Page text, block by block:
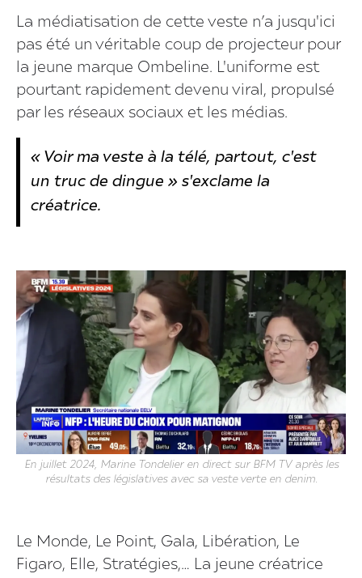
La médiatisation de cette veste n’a jusqu'ici
pas été un véritable coup de projecteur pour
la jeune marque Ombeline. L'uniforme est
pourtant rapidement devenu viral, propulsé
par les réseaux sociaux et les médias.
« Voir ma veste à la télé, partout, c'est
un truc de dingue » s'exclame la
créatrice.
En juillet 2024, Marine Tondelier en direct sur BFM TV après les
résultats des législatives avec sa veste verte en denim.
Le Monde, Le Point, Gala, Libération, Le
Figaro, Elle, Stratégies,… La jeune créatrice